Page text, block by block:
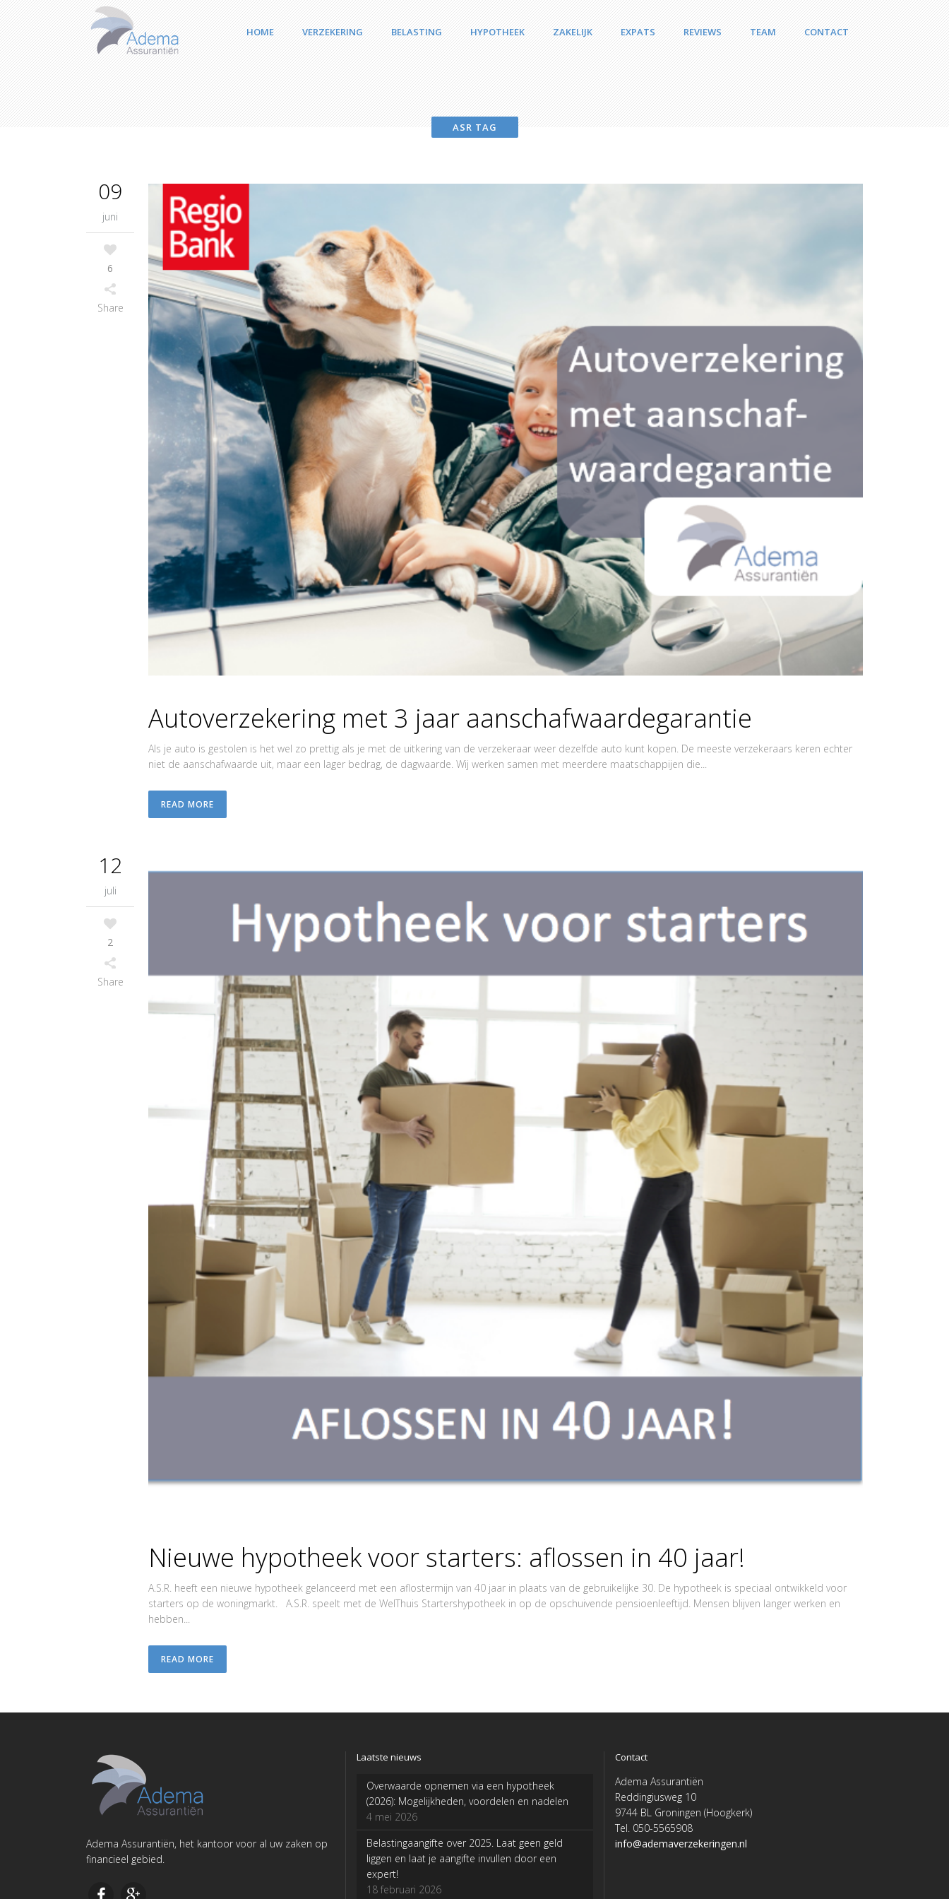
HOME VERZEKERING BELASTING HYPOTHEEK ZAKELIJK EXPATS REVIEWS TEAM CONTACT
ASR TAG
09
juni
6
Share
Autoverzekering met 3 jaar aanschafwaardegarantie
Als je auto is gestolen is het wel zo prettig als je met de uitkering van de verzekeraar weer dezelfde auto kunt kopen. De meeste verzekeraars keren echter
niet de aanschafwaarde uit, maar een lager bedrag, de dagwaarde. Wij werken samen met meerdere maatschappijen die...
READ MORE
12
juli
2
Share
Nieuwe hypotheek voor starters: aflossen in 40 jaar!
A.S.R. heeft een nieuwe hypotheek gelanceerd met een aflostermijn van 40 jaar in plaats van de gebruikelijke 30. De hypotheek is speciaal ontwikkeld voor
starters op de woningmarkt. A.S.R. speelt met de WelThuis Startershypotheek in op de opschuivende pensioenleeftijd. Mensen blijven langer werken en
hebben...
READ MORE
Adema Assurantiën, het kantoor voor al uw zaken op
financieel gebied.
Laatste nieuws
Overwaarde opnemen via een hypotheek
(2026): Mogelijkheden, voordelen en nadelen
4 mei 2026
Belastingaangifte over 2025. Laat geen geld
liggen en laat je aangifte invullen door een
expert!
18 februari 2026
Contact
Adema Assurantiën
Reddingiusweg 10
9744 BL Groningen (Hoogkerk)
Tel. 050-5565908
info@ademaverzekeringen.nl